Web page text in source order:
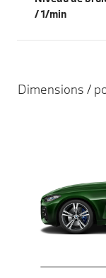
/ 1/min
Dimensions /